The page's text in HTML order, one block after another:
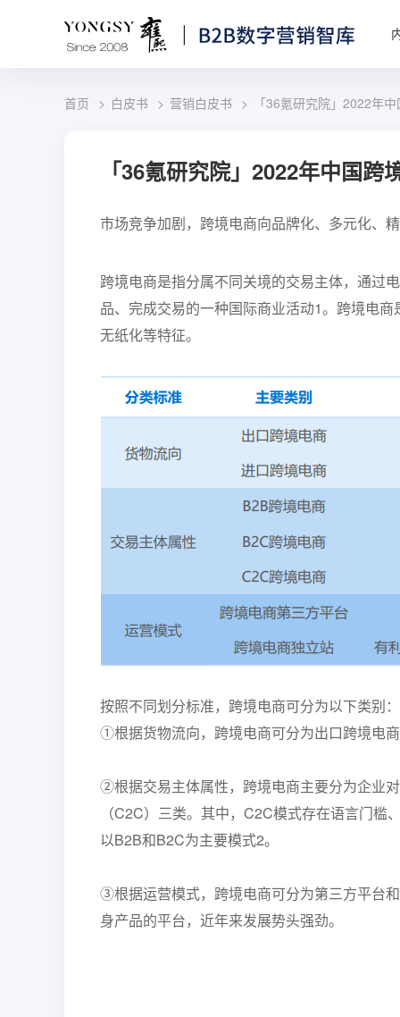
首页 白皮书 营销白皮书 「36氪研究院」2022年
「36氪研究院」2022年中国跨
市场竞争加剧，跨境电商向品牌化、多元化、
跨境电商是指分属不同关境的交易主体，通过
品、完成交易的一种国际商业活动1。跨境电
无纸化等特征。
按照不同划分标准，跨境电商可分为以下类别：
①根据货物流向，跨境电商可分为出口跨境电
②根据交易主体属性，跨境电商主要分为企业
（C2C）三类。其中，C2C模式存在语言门
以B2B和B2C为主要模式2。
③根据运营模式，跨境电商可分为第三方平台
身产品的平台，近年来发展势头强劲。